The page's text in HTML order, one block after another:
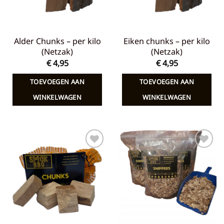
Alder Chunks – per kilo
(Netzak)
€4,95
TOEVOEGEN AAN
WINKELWAGEN
Eiken chunks – per kilo
(Netzak)
€4,95
TOEVOEGEN AAN
WINKELWAGEN
Toevoegen
aan
verlanglijst
Toevoegen
aan
verlanglijst